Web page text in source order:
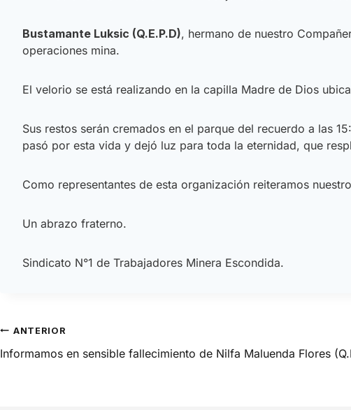
Bustamante Luksic (Q.E.P.D), hermano de nuestro
operaciones mina.
El velorio se está realizando en la capilla Madre de Dios
Sus restos serán cremados en el parque del recuerdo a las
pasó por esta vida y dejó luz para toda la eternidad, que
Como representantes de esta organización reiteramos
Un abrazo fraterno.
Sindicato N°1 de Trabajadores Minera Escondida.
ANTERIOR
Informamos en sensible fallecimiento de Nilfa Maluenda Flores